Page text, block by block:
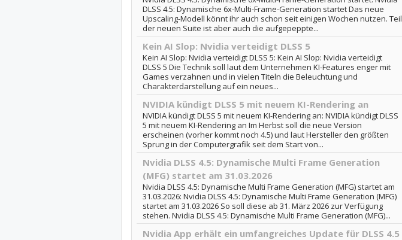
DLSS 4.5: Dynamische 6x-Multi-Frame-Generation startet Das neue
Upscaling-Modell könnt ihr auch schon seit einigen Wochen nutzen. Teil
der neuen Suite ist aber auch die aufgepeppte...
Kein AI Slop: Nvidia verteidigt DLSS 5
Kein AI Slop: Nvidia verteidigt DLSS 5: Kein AI Slop: Nvidia verteidigt
DLSS 5 Die Technik soll laut dem Unternehmen KI-Features enger mit
Games verzahnen und in vielen Titeln die Beleuchtung und
Charakterdarstellung auf ein neues...
NVIDIA kündigt DLSS 5 mit neuem KI-Rendering an
NVIDIA kündigt DLSS 5 mit neuem KI-Rendering an: NVIDIA kündigt DLSS
5 mit neuem KI-Rendering an Im Herbst soll die neue Version
erscheinen (vorher kommt noch 4.5) und laut Hersteller den größten
Sprung in der Computergrafik seit dem Start von...
Nvidia DLSS 4.5: Dynamische Multi Frame Generation
(MFG) startet am 31.03.2026
Nvidia DLSS 4.5: Dynamische Multi Frame Generation (MFG) startet am
31.03.2026: Nvidia DLSS 4.5: Dynamische Multi Frame Generation (MFG)
startet am 31.03.2026 So soll diese ab 31. März 2026 zur Verfügung
stehen. Nvidia DLSS 4.5: Dynamische Multi Frame Generation (MFG)...
Nvidia App erhält ein umfangreiches Update für DLSS 4.5